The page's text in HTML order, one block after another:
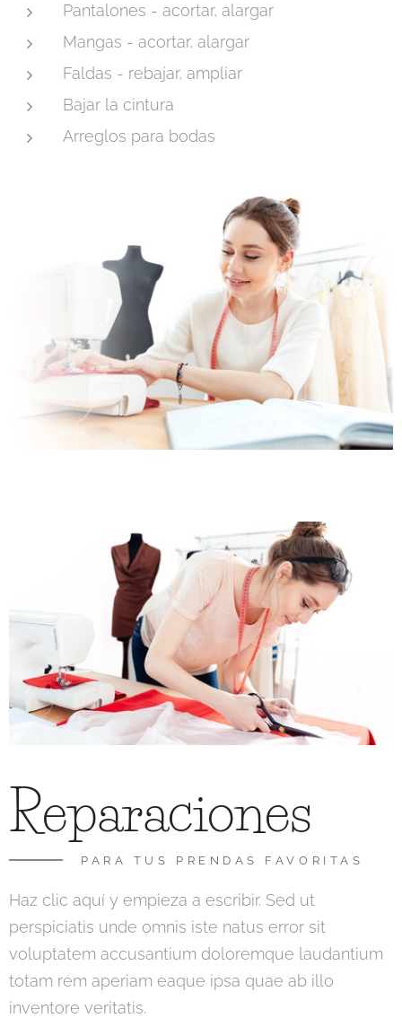
Pantalones - acortar, alargar
Mangas - acortar, alargar
Faldas - rebajar, ampliar
Bajar la cintura
Arreglos para bodas
Reparaciones
PARA TUS PRENDAS FAVORITAS
Haz clic aquí y empieza a escribir. Sed ut
perspiciatis unde omnis iste natus error sit
voluptatem accusantium doloremque laudantium
totam rem aperiam eaque ipsa quae ab illo
inventore veritatis.